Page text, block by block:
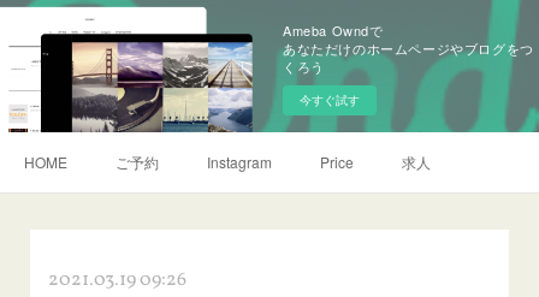
Ameba Owndで
あなただけのホームページやブログをつ
くろう
今すぐ試す
HOME ご予約 Instagram Price 求人
2021.03.19 09:26